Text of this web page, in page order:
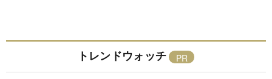
トレンドウォッチ